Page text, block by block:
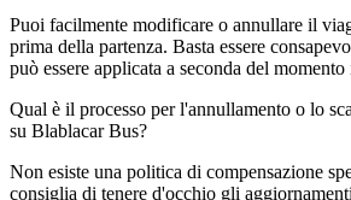
Puoi facilmente modificare o annullare il
prima della partenza. Basta essere
può essere applicata a seconda del
Qual è il processo per l'annullamento o lo
su Blablacar Bus?
Non esiste una politica di compensazione
consiglia di tenere d'occhio gli